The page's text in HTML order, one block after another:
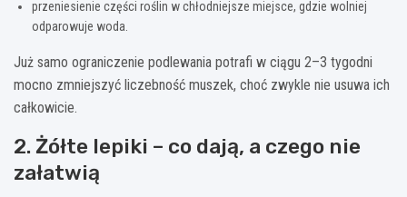
przeniesienie części roślin w chłodniejsze miejsce, gdzie wolniej
odparowuje woda.
Już samo ograniczenie podlewania potrafi w ciągu 2–3 tygodni
mocno zmniejszyć liczebność muszek, choć zwykle nie usuwa ich
całkowicie.
2. Żółte lepiki – co dają, a czego nie
załatwią